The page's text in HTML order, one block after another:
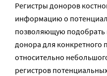
Регистры доноров
информацию о
позволяющую подобрать
донора для конкретного
относительно
регистров